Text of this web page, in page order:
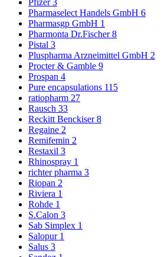
Pfizer3
Pharmaselect Handels GmbH 6
Pharmasgp GmbH 1
Pharmonta Dr.Fischer8
Pistal 3
Pluspharma Arzneimittel GmbH 2
Procter & Gamble 9
Prospan 4
Pure encapsulations 115
ratiopharm 27
Rausch 33
Reckitt Benckiser8
Regaine 2
Remifemin 2
Restaxil 3
Rhinospray 1
richter pharma 3
Riopan 2
Riviera 1
Rohde 1
S.Calon 3
Sab Simplex 1
Salopur 1
Salus 3